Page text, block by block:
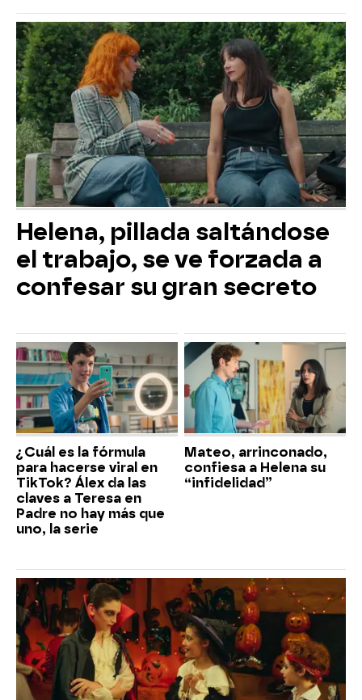
Helena, pillada saltándose
el trabajo, se ve forzada a
confesar su gran secreto
¿Cuál es la fórmula
para hacerse viral en
TikTok? Álex da las
claves a Teresa en
Padre no hay más que
uno, la serie
Mateo, arrinconado,
confiesa a Helena su
“infidelidad”